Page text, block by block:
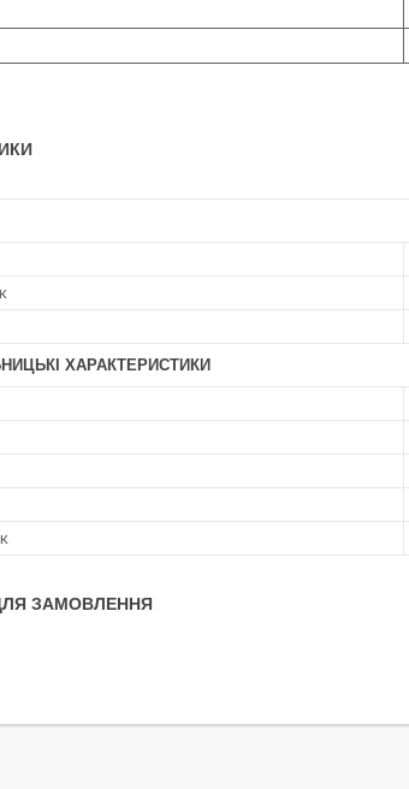
ХАРАКТЕРИСТИКИ
ЗАМОВЛЕННЯ